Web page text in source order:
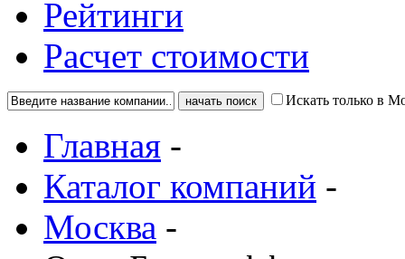
Рейтинги
Расчет стоимости
Искать только в
Главная -
Каталог компаний -
Москва -